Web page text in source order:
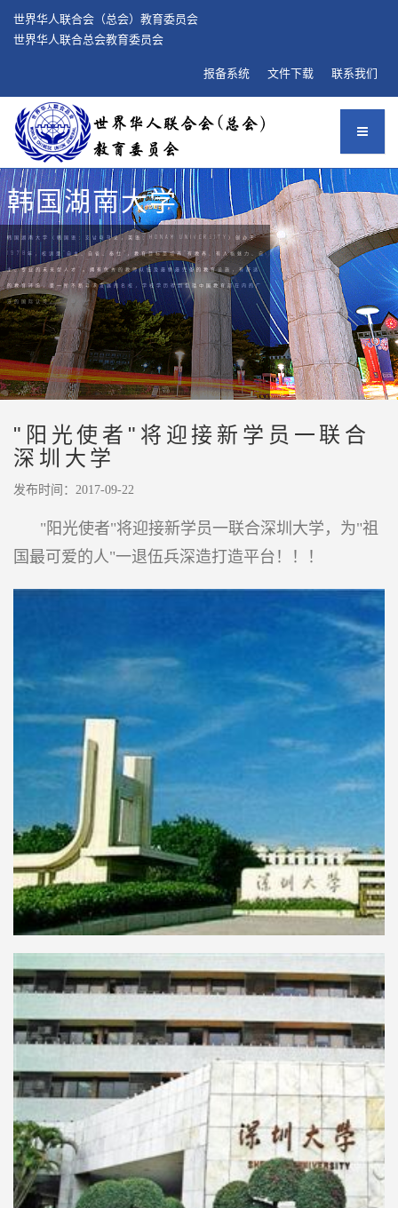
世界华人联合会（总会）教育委员会
世界华人联合总会教育委员会
报备系统 文件下载 联系我们
国湖南大学
韩国湖南大学（韩国语：호남대학교，英语：HONAM UNIVERSITY）创办于
1978年，校训是“自主、自省、奉仕”，教育目标是培养“有教养、有人格魅力、自
主、专业的未来型人才"。拥有优秀的教师队伍及最新最完备的教育设施，有舒适
的教育环境，是一所不断寻求发展的名校，学校学历得到包括中国教育部在内的广
泛的国际认可。
"阳光使者"将迎接新学员一联合
深圳大学
发布时间：2017-09-22
"阳光使者"将迎接新学员一联合深圳大学，为"祖
国最可爱的人"一退伍兵深造打造平台！！！